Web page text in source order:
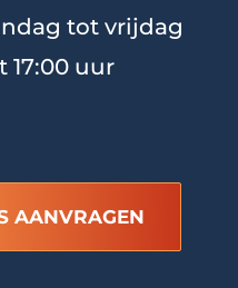
tot vrijdag
17:00 uur
AANVRAGEN